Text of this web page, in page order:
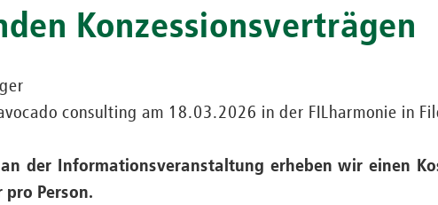
Konzessionsverträgen
consulting am 18.03.2026 in der FILharmonie in
an der Informationsveranstaltung erheben wir einen
pro Person.